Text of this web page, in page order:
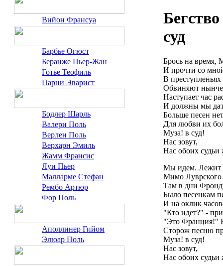
Вийон Франсуа
Барбье Огюст
Беранже Пьер-Жан
Готье Теофиль
Парни Эварист
Бодлер Шарль
Валери Поль
Верлен Поль
Верхарн Эмиль
Жамм Франсис
Луи Пьер
Малларме Стефан
Рембо Артюр
Фор Поль
Аполлинер Гийом
Элюар Поль
суд
Брось на время,
И прочти со
В
Обвиняют нынче
Наступает час
И должны мы
Больше песен
Для любви их
Муза! в суд!
Нас зовут,
Нас обоих судьи
Мы идем. Лежит
Мимо Луврского
Там в дни
Было песенкам
И на оклик
"Кто идет?" -
"Это Франция!"
Сторож песню
Муза! в суд!
Нас зовут,
Нас обоих судьи